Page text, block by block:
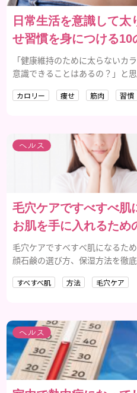
日常生活を意識して
せ習慣を身につける10
「健康維持のために太らないカ
意識できることはあるの？」と
体を作るための痩せ習慣をご紹介
カロリー 痩せ 筋肉 習慣
ヘルス
毛穴ケアですべすべ肌
お肌を手に入れるため
毛穴ケアですべすべ肌になるた
顔石鹸の選び方、保湿方法を徹
すべすべ肌 方法 毛穴ケア
ヘルス